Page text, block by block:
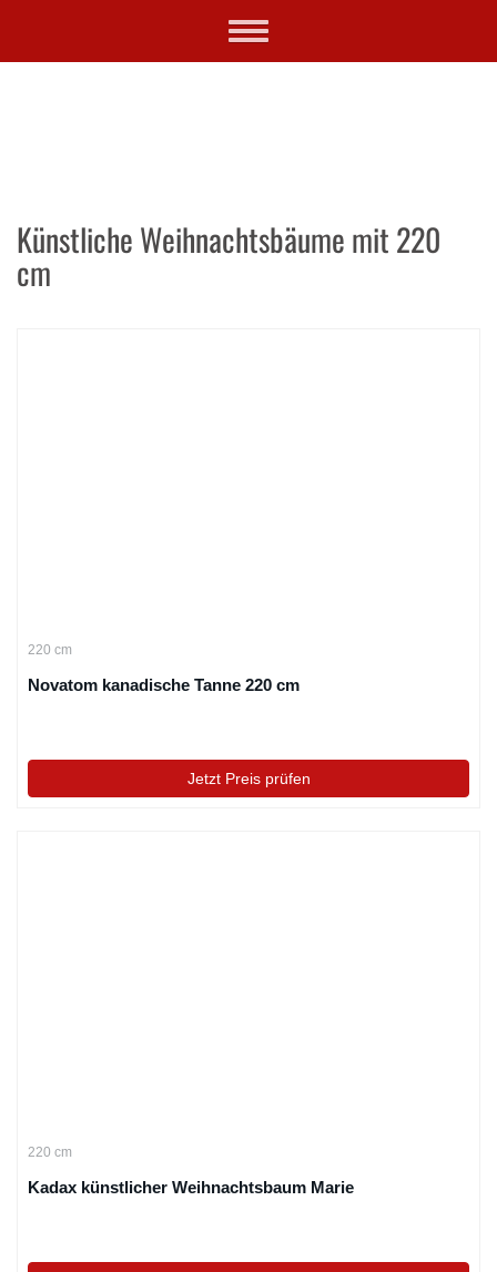
Toggle
Künstliche Weihnachtsbäume mit 220
cm
220 cm
Novatom kanadische Tanne 220 cm
Jetzt Preis prüfen
220 cm
Kadax künstlicher Weihnachtsbaum Marie